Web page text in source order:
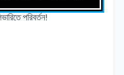
পরিবর্তন!